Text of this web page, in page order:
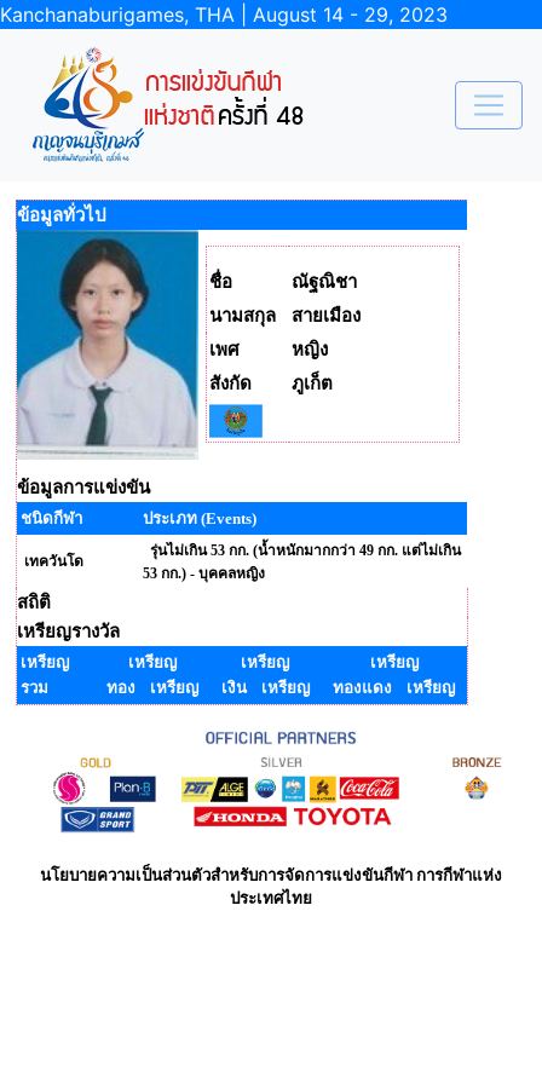
Kanchanaburigames, THA | August 14 - 29, 2023
ข้อมูลทั่วไป
ชื่อ
ณัฐณิชา
นามสกุล
สายเมือง
เพศ
หญิง
สังกัด
ภูเก็ต
ข้อมูลการแข่งขัน
ชนิดกีฬา ประเภท (Events)
เทควันโด
รุ่นไม่เกิน 53 กก. (น้ำหนักมากกว่า 49 กก. แต่ไม่เกิน
53 กก.) - บุคคลหญิง
สถิติ
เหรียญรางวัล
เหรียญ
รวม
เหรียญ
ทอง เหรียญ
เหรียญ
เงิน เหรียญ
เหรียญ
ทองแดง เหรียญ
นโยบายความเป็นส่วนตัวสำหรับการจัดการแข่งขันกีฬา การกีฬาแห่ง
ประเทศไทย